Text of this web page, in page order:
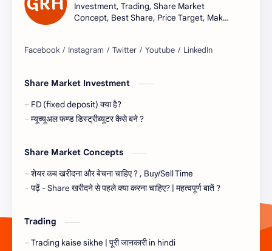
Investment, Trading, Share Market
Concept, Best Share, Price Target, Make
Share Market Investment
FD (fixed deposit) क्या है?
म्यूच्यूअल फण्ड डिस्ट्रीब्यूटर कैसे बने ?
Share Market Concepts
शेयर कब खरीदना और बेचना चाहिए ? , Buy/Sell Time
पढ़ें - Share खरीदने से पहले क्या करना चाहिए? | महत्वपूर्ण बातें ?
Trading
Trading kaise sikhe | पूरी जानकारी in hindi